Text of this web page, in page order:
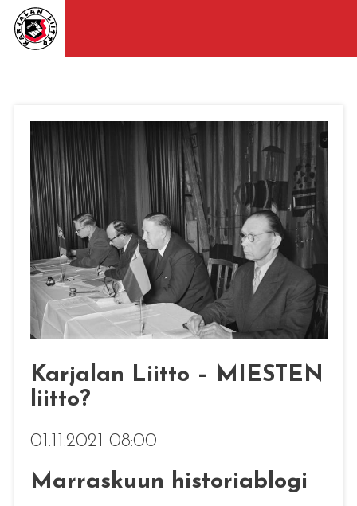
Karjalan Liitto – MIESTEN
liitto?
01.11.2021 08:00
Marraskuun historiablogi